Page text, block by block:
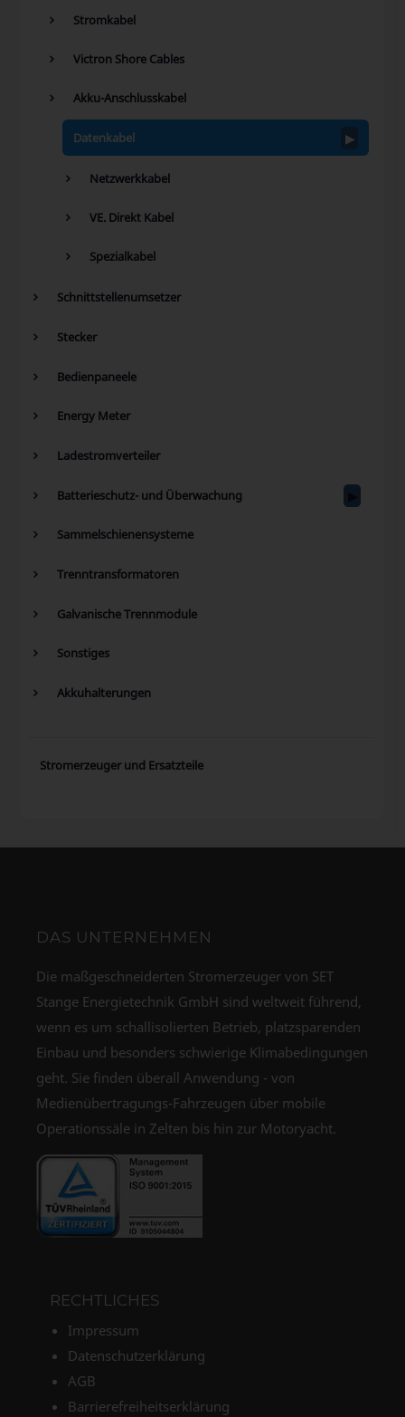
Stromkabel
Victron Shore Cables
Akku-Anschlusskabel
Datenkabel
Netzwerkkabel
VE. Direkt Kabel
Spezialkabel
Schnittstellenumsetzer
Stecker
Bedienpaneele
Energy Meter
Ladestromverteiler
Batterieschutz- und Überwachung
Sammelschienensysteme
Trenntransformatoren
Galvanische Trennmodule
Sonstiges
Akkuhalterungen
Stromerzeuger und Ersatzteile
DAS UNTERNEHMEN
Die maßgeschneiderten Stromerzeuger von SET
Stange Energietechnik GmbH sind weltweit führend,
wenn es um schallisolierten Betrieb, platzsparenden
Einbau und besonders schwierige Klimabedingungen
geht. Sie finden überall Anwendung - von
Medienübertragungs-Fahrzeugen über mobile
Operationssäle in Zelten bis hin zur Motoryacht.
RECHTLICHES
Impressum
Datenschutzerklärung
AGB
Barrierefreiheitserklärung